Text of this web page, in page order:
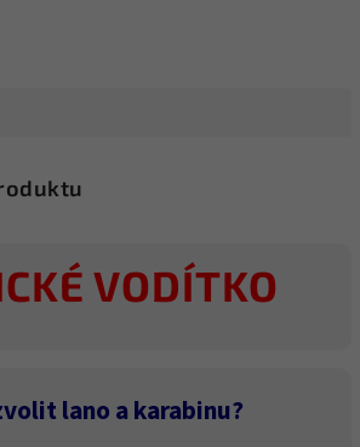
VODÍTKO
lano a karabinu?